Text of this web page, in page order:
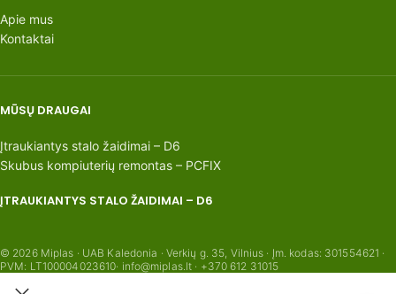
Apie mus
Kontaktai
MŪSŲ DRAUGAI
Įtraukiantys stalo žaidimai – D6
Skubus kompiuterių remontas – PCFIX
ĮTRAUKIANTYS STALO ŽAIDIMAI – D6
© 2026 Miplas · UAB Kaledonia · Verkių g. 35, Vilnius · Įm. kodas: 301554621 ·
PVM: LT100004023610· info@miplas.lt · +370 612 31015